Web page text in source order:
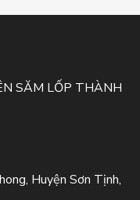
SĂM LỐP THÀNH
Huyện Sơn Tịnh,